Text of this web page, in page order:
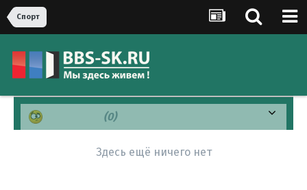
Спорт
(0)
Здесь ещё ничего нет